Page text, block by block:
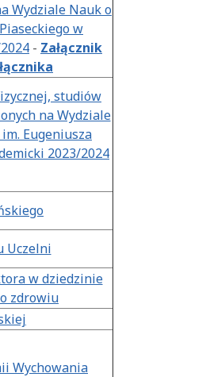
Wydziale Nauk o
w
- Załącznik
studiów
na Wydziale
Eugeniusza
2023/2024
Uczelni
w dziedzinie
zdrowiu
Wychowania